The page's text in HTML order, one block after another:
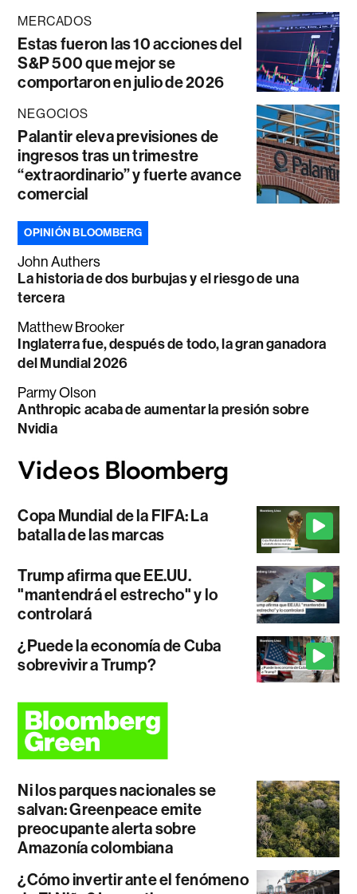
MERCADOS
Estas fueron las 10 acciones del
S&P 500 que mejor se
comportaron en julio de 2026
NEGOCIOS
Palantir eleva previsiones de
ingresos tras un trimestre
“extraordinario” y fuerte avance
comercial
OPINIÓN BLOOMBERG
John Authers
La historia de dos burbujas y el riesgo de una
tercera
Matthew Brooker
Inglaterra fue, después de todo, la gran ganadora
del Mundial 2026
Parmy Olson
Anthropic acaba de aumentar la presión sobre
Nvidia
Copa Mundial de la FIFA: La
batalla de las marcas
Trump afirma que EE.UU.
"mantendrá el estrecho" y lo
controlará
¿Puede la economía de Cuba
sobrevivir a Trump?
Ni los parques nacionales se
salvan: Greenpeace emite
preocupante alerta sobre
Amazonía colombiana
¿Cómo invertir ante el fenómeno